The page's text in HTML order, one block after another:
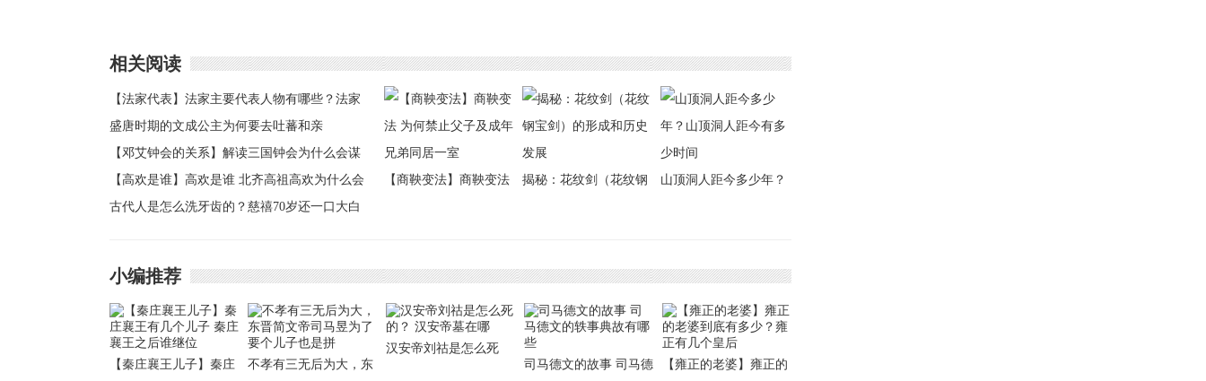
相关阅读
【法家代表】法家主要代表人物有哪些？法家
的思想主张
盛唐时期的文成公主为何要去吐蕃和亲
【邓艾钟会的关系】解读三国钟会为什么会谋
反 邓艾钟会的关系
【高欢是谁】高欢是谁 北齐高祖高欢为什么会
输给宇文泰
古代人是怎么洗牙齿的？慈禧70岁还一口大白
【商鞅变法】商鞅变法
揭秘：花纹剑（花纹钢
山顶洞人距今多少年？
小编推荐
【秦庄襄王儿子】秦庄 不孝有三无后为大，东
汉安帝刘祜是怎么死
司马德文的故事 司马德 【雍正的老婆】雍正的